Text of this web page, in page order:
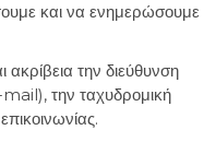
και να ενημερώσουμε
την διεύθυνση
την ταχυδρομική